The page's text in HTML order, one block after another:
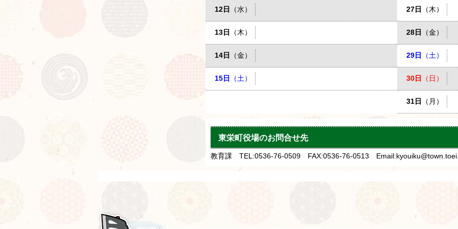
12日 （水）
13日 （木）
14日 （金）
15日 （土）
27日 （木）
28日 （金）
29日 （土）
30日 （日）
31日 （月）
東栄町役場のお問合せ先
教育課 TEL:0536-76-0509 FAX:0536-76-0513